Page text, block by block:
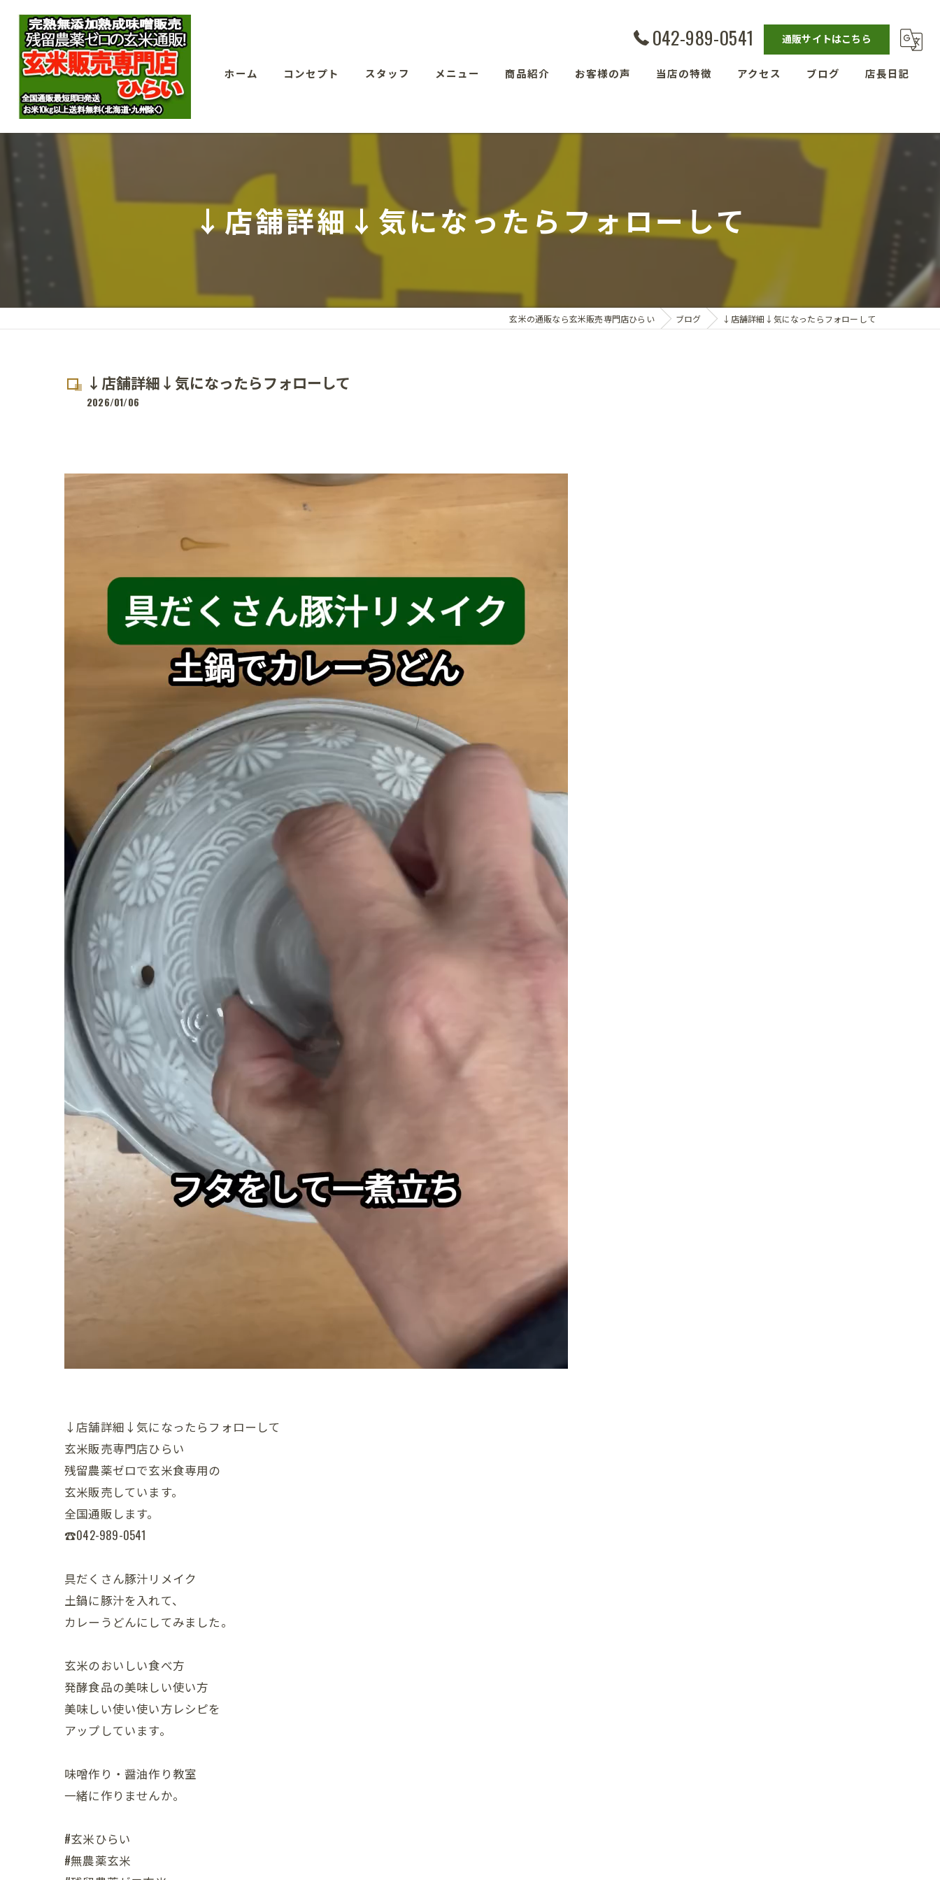
042-989-0541 通販サイトはこちら
ホーム コンセプト スタッフ メニュー 商品紹介 お客様の声 当店の特徴
残留農薬ゼロ玄米
減農薬栽培玄米
アクセス ブログ 店長日記
↓店舗詳細↓気になったらフォローして
玄米の通販なら玄米販売専門店ひらい ブログ ↓店舗詳細↓気になったらフォローして
↓店舗詳細↓気になったらフォローして
2026/01/06
↓店舗詳細↓気になったらフォローして
玄米販売専門店ひらい
残留農薬ゼロで玄米食専用の
玄米販売しています。
全国通販します。
☎042-989-0541
具だくさん豚汁リメイク
土鍋に豚汁を入れて、
カレーうどんにしてみました。
玄米のおいしい食べ方
発酵食品の美味しい使い方
美味しい使い使い方レシピを
アップしています。
味噌作り・醤油作り教室
一緒に作りませんか。
#玄米ひらい
#無農薬玄米